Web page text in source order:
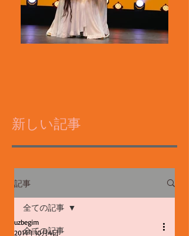
新しい記事
記事
全ての記事
全ての記事
uzbegim
2014年10月4日